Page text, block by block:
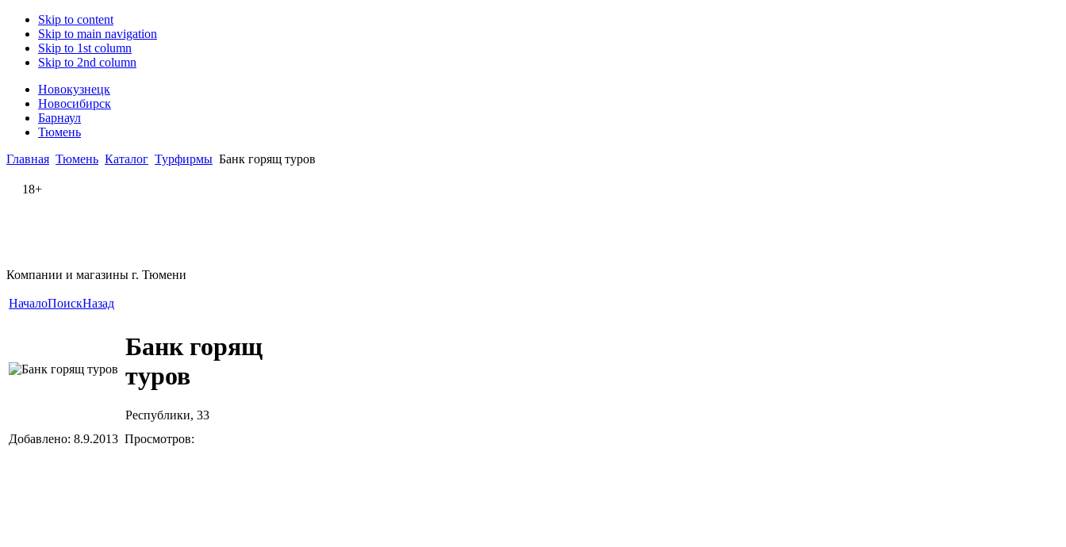
Skip to content
Skip to main navigation
Skip to 1st column
Skip to 2nd column
Новокузнецк
Новосибирск
Барнаул
Тюмень
Главная Тюмень Каталог Турфирмы Банк горящ туров
18+
Компании и магазины г. Тюмени
НачалоПоискНазад
Банк горящ
туров
Республики, 33
Добавлено: 8.9.2013 Просмотров: